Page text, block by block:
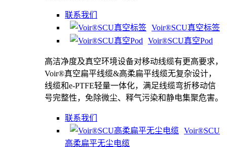
联系我们
Voir®SCU真空标签
Voir®SCU真空Pod
高洁净度及真空环境设备对移动线缆有更高要求，
Voir®真空扁平线缆&高柔扁平线缆无复杂设计，
线缆和e-PTFE轻量一体化，满足线缆弯折移动信
号完整性，免除微尘、释气污染和静电集聚危害。
联系我们
Voir®SCU
高柔扁平无尘电缆